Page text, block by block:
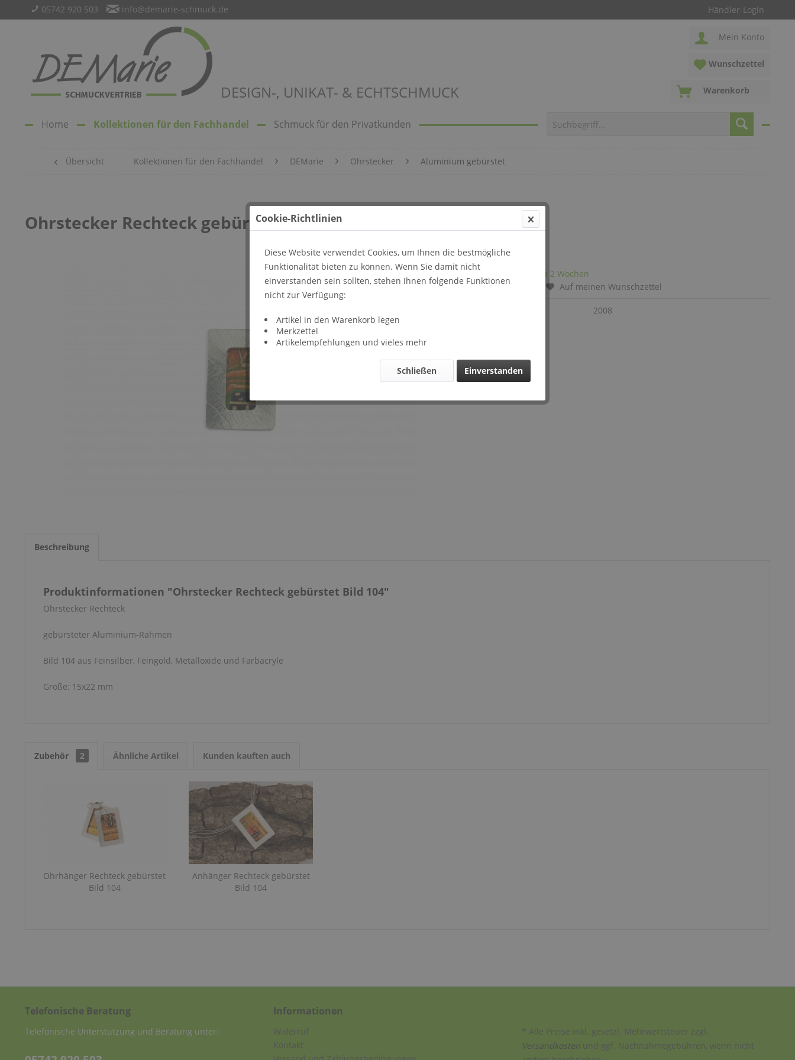
Händler-Login
05742 920 503 info@demarie-schmuck.de
DESIGN-, UNIKAT- & ECHTSCHMUCK
Mein Konto
Wunschzettel
Warenkorb
Home Kollektionen für den Fachhandel Schmuck für den Privatkunden
Übersicht Kollektionen für den Fachhandel DEMarie Ohrstecker Aluminium gebürstet
Ohrstecker Rechteck gebürstet Bild 104
Lieferzeit: ca 2 Wochen
Vergleichen
Auf meinen Wunschzettel
2008
Beschreibung
Produktinformationen "Ohrstecker Rechteck gebürstet Bild 104"
Ohrstecker Rechteck
gebürsteter Aluminium-Rahmen
Bild 104 aus Feinsilber, Feingold, Metalloxide und Farbacryle
Größe: 15x22 mm
Zubehör 2 Ähnliche Artikel Kunden kauften auch
Ohrhänger Rechteck gebürstet
Bild 104
Anhänger Rechteck gebürstet
Bild 104
Telefonische Beratung
Telefonische Unterstützung und Beratung unter:
Informationen
Widerruf
Kontakt
* Alle Preise inkl. gesetzl. Mehrwertsteuer zzgl.
Versandkosten und ggf. Nachnahmegebühren, wenn nicht
Cookie-Richtlinien
Diese Website verwendet Cookies, um Ihnen die bestmögliche
Funktionalität bieten zu können. Wenn Sie damit nicht
einverstanden sein sollten, stehen Ihnen folgende Funktionen
nicht zur Verfügung:
Artikel in den Warenkorb legen
Merkzettel
Artikelempfehlungen und vieles mehr
Einverstanden
Schließen